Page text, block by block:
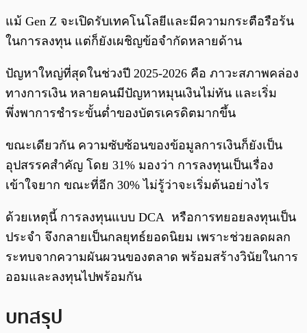
แม้ Gen Z จะเปิดรับเทคโนโลยีและมีความกระตือรือร้น
ในการลงทุน แต่ก็ยังเผชิญข้อจำกัดหลายด้าน
ปัญหาใหญ่ที่สุดในช่วงปี 2025-2026 คือ ภาวะสภาพคล่อง
ทางการเงิน หลายคนมีปัญหาหมุนเงินไม่ทัน และเริ่ม
พึ่งพาการชำระขั้นต่ำของบัตรเครดิตมากขึ้น
ขณะเดียวกัน ความซับซ้อนของข้อมูลการเงินก็ยังเป็น
อุปสรรคสำคัญ โดย 31% มองว่า การลงทุนเป็นเรื่อง
เข้าใจยาก ขณะที่อีก 30% ไม่รู้ว่าจะเริ่มต้นอย่างไร
ด้วยเหตุนี้ การลงทุนแบบ DCA หรือการทยอยลงทุนเป็น
ประจำ จึงกลายเป็นกลยุทธ์ยอดนิยม เพราะช่วยลดผลก
ระทบจากความผันผวนของตลาด พร้อมสร้างวินัยในการ
ออมและลงทุนไปพร้อมกัน
บทสรุป